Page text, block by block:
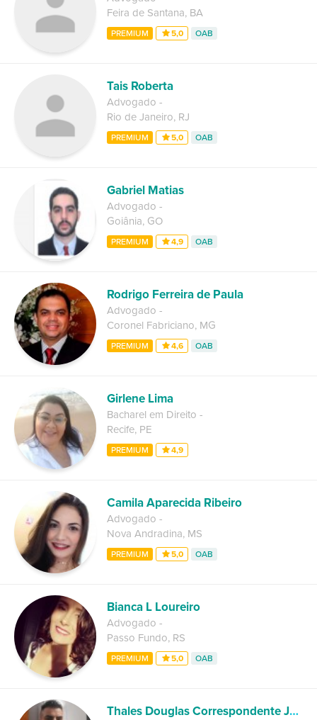
Feira de Santana, BA
PREMIUM 5,0 OAB
Tais Roberta
Advogado -
Rio de Janeiro, RJ
PREMIUM 5,0 OAB
Gabriel Matias
Advogado -
Goiânia, GO
PREMIUM 4,9 OAB
Rodrigo Ferreira de Paula
Advogado -
Coronel Fabriciano, MG
PREMIUM 4,6 OAB
Girlene Lima
Bacharel em Direito -
Recife, PE
PREMIUM 4,9
Camila Aparecida Ribeiro
Advogado -
Nova Andradina, MS
PREMIUM 5,0 OAB
Bianca L Loureiro
Advogado -
Passo Fundo, RS
PREMIUM 5,0 OAB
Thales Douglas Correspondente Jurídico No Abc Paulista